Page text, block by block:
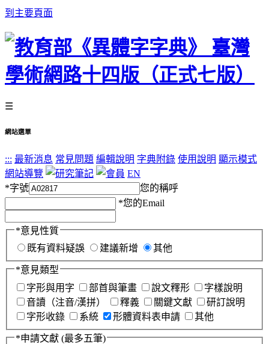
到主要頁面
☰
網站選單
::: 最新消息 常見問題 編輯說明 字典附錄 使用說明 顯示模式
網站導覽
EN
*字號
您的稱呼
*您的Email
*意見性質
既有資料疑誤
建議新增 其他
*意見類型
字形與用字
部首與筆畫 說文釋形
字樣說明
音讀（注音/漢拼）
釋義 關鍵文獻
研訂說明
字形收錄
系統 形體資料表申請 其他
*申請文獻 (最多五筆)